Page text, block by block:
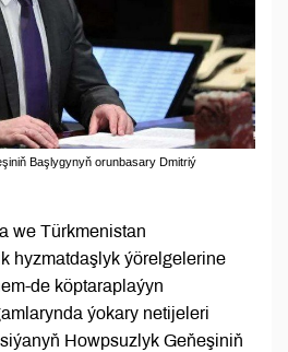
Başlygynyň orunbasary Dmitriý
we Türkmenistan
hyzmatdaşlyk ýörelgelerine
de köptaraplaýyn
ýokary netijeleri
Howpsuzlyk Geňeşiniň